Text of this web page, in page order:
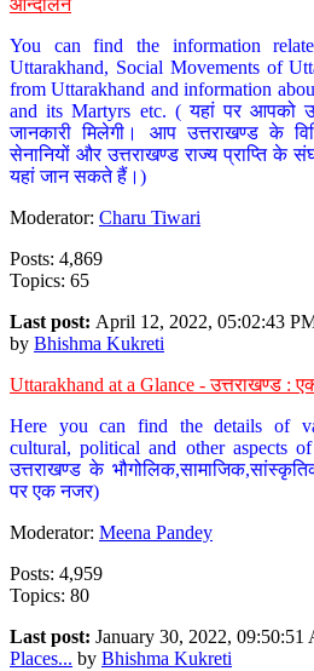
आन्दोलन
You can find the information
Uttarakhand, Social Movements of
from Uttarakhand and information
and its Martyrs etc. ( यहां पर आपको
जानकारी मिलेगी। आप उत्तराखण्ड के
सेनानियों और उत्तराखण्ड राज्य प्राप्ति के
यहां जान सकते हैं।)
Moderator: Charu Tiwari
Posts: 4,869
Topics: 65
Last post: April 12, 2022, 05:02:43
by Bhishma Kukreti
Uttarakhand at a Glance - उत्तराखण्ड :
Here you can find the details of
cultural, political and other aspects
उत्तराखण्ड के
पर एक नजर)
Moderator: Meena Pandey
Posts: 4,959
Topics: 80
Last post: January 30, 2022, 09:50:51
Places... by Bhishma Kukreti